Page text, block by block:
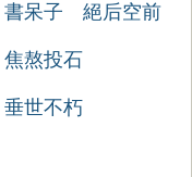
書呆子 絕后空前
焦熬投石
垂世不朽